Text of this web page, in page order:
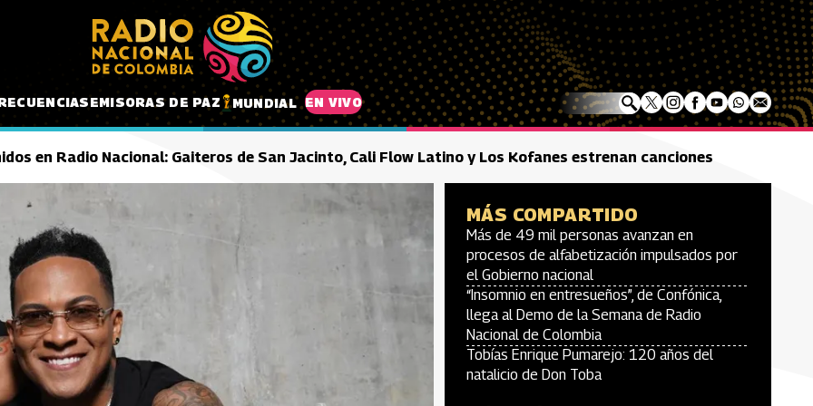
EMISORAS DE PAZ MUNDIAL EN VIVO
en Radio Nacional: Gaiteros de San Jacinto, Cali Flow Latino y Los Kofanes estrenan canciones
MÁS COMPARTIDO
Más de 49 mil personas avanzan en
procesos de alfabetización impulsados por
el Gobierno nacional
“Insomnio en entresueños”, de Confónica,
llega al Demo de la Semana de Radio
Nacional de Colombia
Tobías Enrique Pumarejo: 120 años del
natalicio de Don Toba